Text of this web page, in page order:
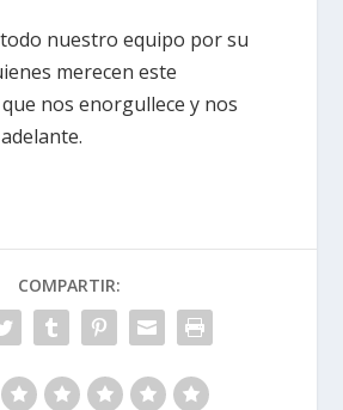
nuestro equipo por su
merecen este
nos enorgullece y nos
COMPARTIR: